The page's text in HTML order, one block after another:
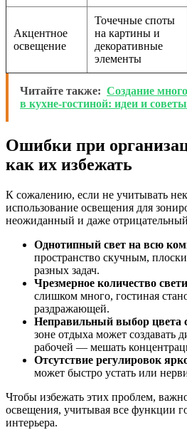
Акцентное
освещение
Точечные споты
на картины и
декоративные
элементы
Читайте также: Создание
в кухне-гостиной: идеи и советы
Ошибки при
как их избежать
К сожалению, если не учитывать
использование освещения для
неожиданный и даже
Однотипный свет на всю
пространство скучным,
разных задач.
Чрезмерное количество
слишком много, гостиная
раздражающей.
Неправильный выбор цвета
зоне отдыха может создавать
рабочей — мешать
Отсутствие регулировок
может быстро устать или
Чтобы избежать этих проблем,
освещения, учитывая все функции
интерьера.